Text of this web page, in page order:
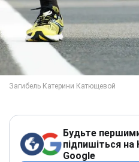
Будьте
підпишіться на
Google